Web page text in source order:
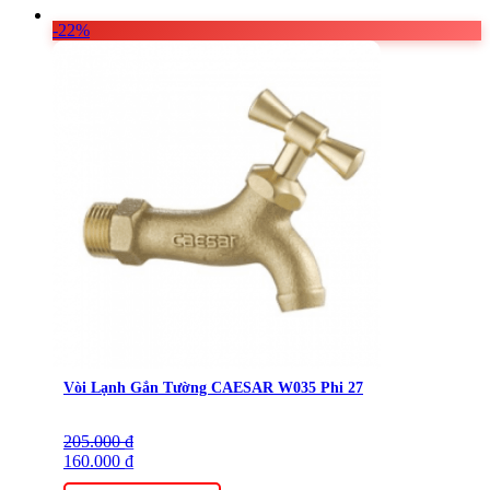
-22%
Vòi Lạnh Gắn Tường CAESAR W035 Phi 27
205.000₫
Giá
gốc
là:
160.000 ₫
Giá
hiện
tại